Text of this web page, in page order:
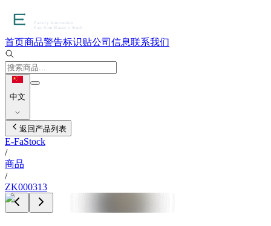
首页商品警告标识贴公司信息联系我们
中文
返回产品列表
E-FaStock
/
商品
/
ZK000313